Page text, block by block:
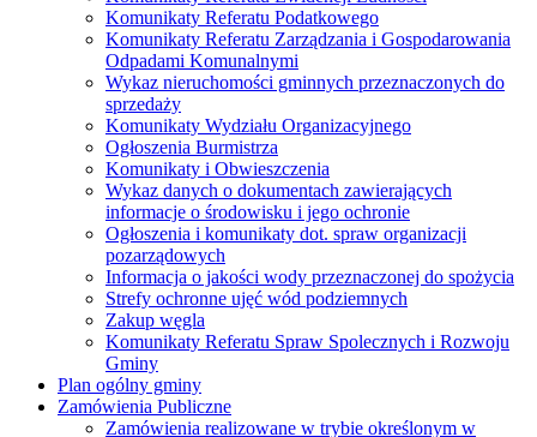
Komunikaty Referatu Podatkowego
Komunikaty Referatu Zarządzania i Gospodarowania
Odpadami Komunalnymi
Wykaz nieruchomości gminnych przeznaczonych do
sprzedaży
Komunikaty Wydziału Organizacyjnego
Ogłoszenia Burmistrza
Komunikaty i Obwieszczenia
Wykaz danych o dokumentach zawierających
informacje o środowisku i jego ochronie
Ogłoszenia i komunikaty dot. spraw organizacji
pozarządowych
Informacja o jakości wody przeznaczonej do spożycia
Strefy ochronne ujęć wód podziemnych
Zakup węgla
Komunikaty Referatu Spraw Spolecznych i Rozwoju
Gminy
Plan ogólny gminy
Zamówienia Publiczne
Zamówienia realizowane w trybie określonym w